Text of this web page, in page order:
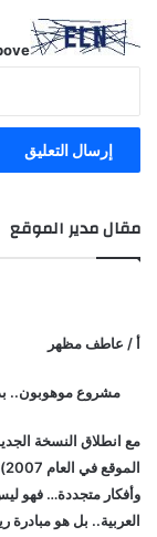
مقال مدير الموقع
أ / عاطف مظهر
مشروع موهوبون..
مع انطلاق النسخة
وأفكار متجددة… فهو
العربية.. بل هو